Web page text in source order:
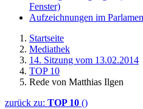
Fenster)
Aufzeichnungen im
Startseite
Mediathek
14. Sitzung vom 13.02.2014
TOP 10
Rede von Matthias Ilgen
zurück zu: TOP 10 ()